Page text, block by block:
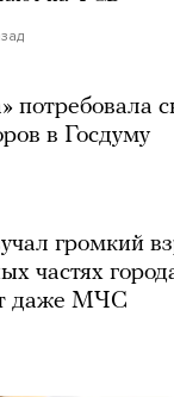
потребовала
в Госдуму
громкий
частях
даже МЧС